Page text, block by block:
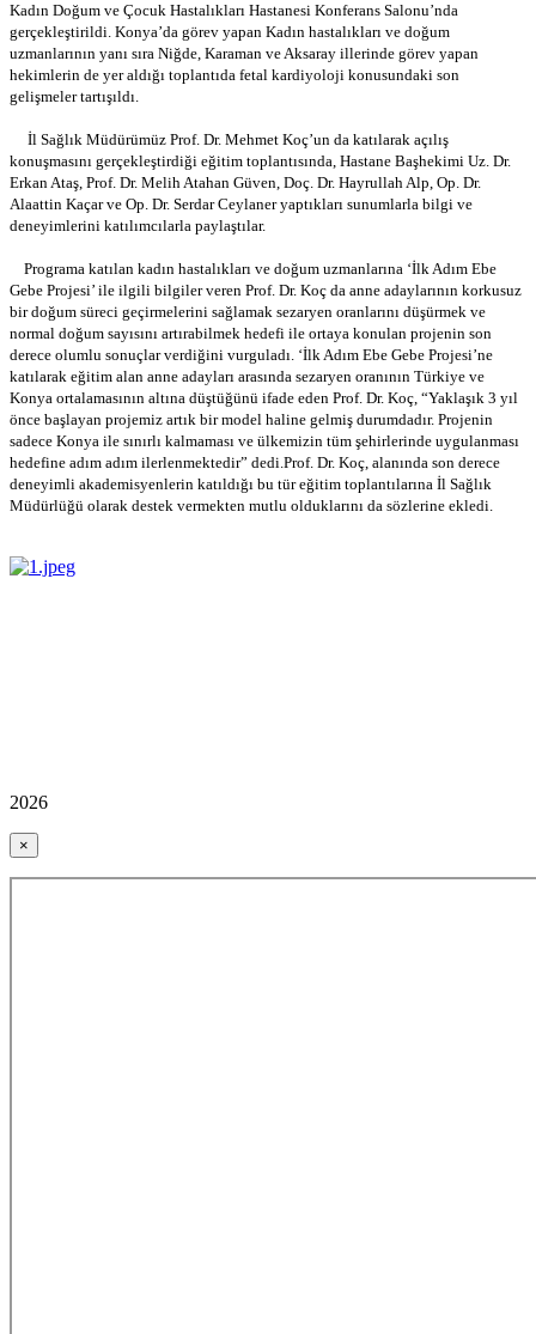
Kadın Doğum ve Çocuk Hastalıkları Hastanesi Konferans Salonu’nda
gerçekleştirildi. Konya’da görev yapan Kadın hastalıkları ve doğum
uzmanlarının yanı sıra Niğde, Karaman ve Aksaray illerinde görev yapan
hekimlerin de yer aldığı toplantıda fetal kardiyoloji konusundaki son
gelişmeler tartışıldı.
İl Sağlık Müdürümüz Prof. Dr. Mehmet Koç’un da katılarak açılış
konuşmasını gerçekleştirdiği eğitim toplantısında, Hastane Başhekimi Uz. Dr.
Erkan Ataş, Prof. Dr. Melih Atahan Güven, Doç. Dr. Hayrullah Alp, Op. Dr.
Alaattin Kaçar ve Op. Dr. Serdar Ceylaner yaptıkları sunumlarla bilgi ve
deneyimlerini katılımcılarla paylaştılar.
Programa katılan kadın hastalıkları ve doğum uzmanlarına ‘İlk Adım Ebe
Gebe Projesi’ ile ilgili bilgiler veren Prof. Dr. Koç da anne adaylarının korkusuz
bir doğum süreci geçirmelerini sağlamak sezaryen oranlarını düşürmek ve
normal doğum sayısını artırabilmek hedefi ile ortaya konulan projenin son
derece olumlu sonuçlar verdiğini vurguladı. ‘İlk Adım Ebe Gebe Projesi’ne
katılarak eğitim alan anne adayları arasında sezaryen oranının Türkiye ve
Konya ortalamasının altına düştüğünü ifade eden Prof. Dr. Koç, “Yaklaşık 3 yıl
önce başlayan projemiz artık bir model haline gelmiş durumdadır. Projenin
sadece Konya ile sınırlı kalmaması ve ülkemizin tüm şehirlerinde uygulanması
hedefine adım adım ilerlenmektedir” dedi.Prof. Dr. Koç, alanında son derece
deneyimli akademisyenlerin katıldığı bu tür eğitim toplantılarına İl Sağlık
Müdürlüğü olarak destek vermekten mutlu olduklarını da sözlerine ekledi.
2026
×